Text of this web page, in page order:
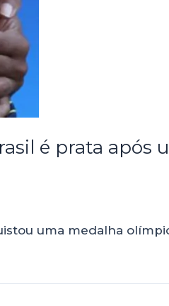
é prata após
uma medalha